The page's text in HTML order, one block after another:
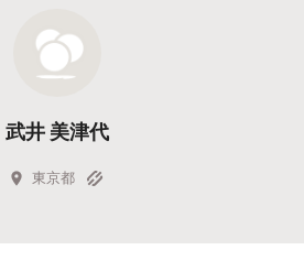
武井 美津代
東京都